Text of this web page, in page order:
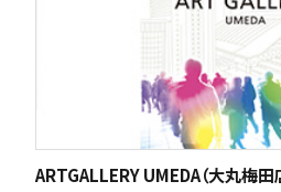
ARTGALLERY UMEDA（大丸梅田